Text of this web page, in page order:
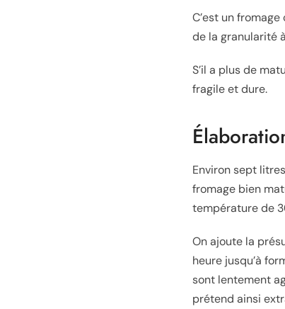
C’est un
de la granularité
S’il a plus de
fragile et dure.
Environ sept
fromage bien
température de
On ajoute la
heure jusqu’à
sont lentement
prétend ainsi